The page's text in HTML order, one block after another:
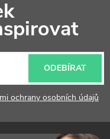
ochrany osobních údajů
ODEBÍRAT